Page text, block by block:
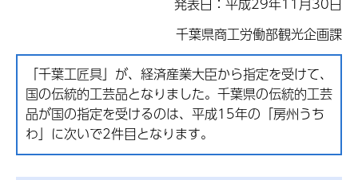
千葉県商工労働部観光企画課
「千葉工匠具」が、経済産業大臣から指定を受けて、
国の伝統的工芸品となりました。千葉県の伝統的工芸
品が国の指定を受けるのは、平成15年の「房州うち
わ」に次いで2件目となります。